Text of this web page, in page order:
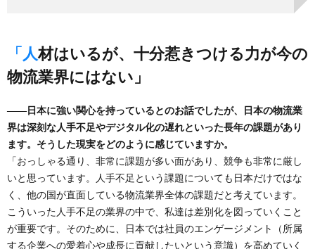
「人材はいるが、十分惹きつける力が今の
物流業界にはない」
――日本に強い関心を持っているとのお話でしたが、日本の物流業
界は深刻な人手不足やデジタル化の遅れといった長年の課題があり
ます。そうした現実をどのように感じていますか。
「おっしゃる通り、非常に課題が多い面があり、競争も非常に厳し
いと思っています。人手不足という課題についても日本だけではな
く、他の国が直面している物流業界全体の課題だと考えています。
こういった人手不足の業界の中で、私達は差別化を図っていくこと
が重要です。そのために、日本では社員のエンゲージメント（所属
する企業への愛着心や成長に貢献したいという意識）を高めていく